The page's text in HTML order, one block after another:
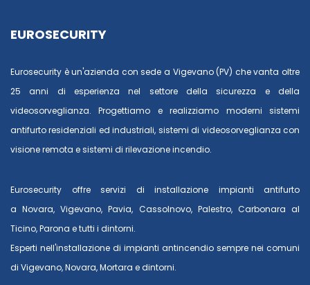
EUROSECURITY
Eurosecurity è un'azienda con sede a Vigevano (PV) che vanta oltre
25 anni di esperienza nel settore della sicurezza e della
videosorveglianza. Progettiamo e realizziamo moderni sistemi
antifurto residenziali ed industriali, sistemi di videosorveglianza con
visione remota e sistemi di rilevazione incendio.
Eurosecurity offre servizi di installazione impianti antifurto
aNovara,Vigevano,Pavia, Cassolnovo, Palestro, Carbonara al
Ticino,Parona e tutti i dintorni.
Esperti nell'installazione di impianti antincendio sempre nei comuni
di Vigevano,Novara,Mortara e dintorni.